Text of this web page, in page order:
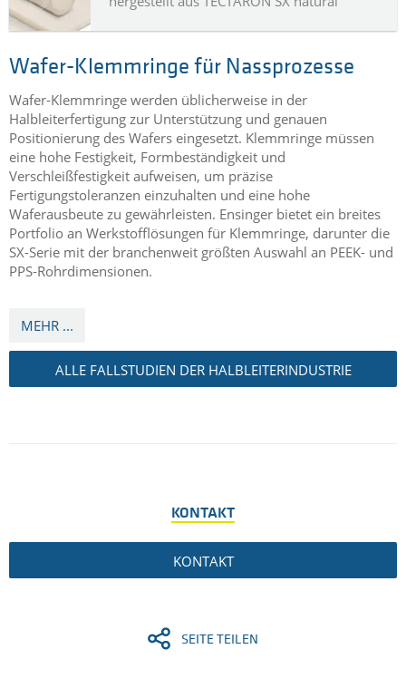
Wafer-Klemmringe für Nassprozesse
Wafer-Klemmringe werden üblicherweise in der
Halbleiterfertigung zur Unterstützung und genauen
Positionierung des Wafers eingesetzt. Klemmringe müssen
eine hohe Festigkeit, Formbeständigkeit und
Verschleißfestigkeit aufweisen, um präzise
Fertigungstoleranzen einzuhalten und eine hohe
Waferausbeute zu gewährleisten. Ensinger bietet ein breites
Portfolio an Werkstofflösungen für Klemmringe, darunter die
SX-Serie mit der branchenweit größten Auswahl an PEEK- und
PPS-Rohrdimensionen.
MEHR ...
ALLE FALLSTUDIEN DER HALBLEITERINDUSTRIE
KONTAKT
KONTAKT
SEITE TEILEN